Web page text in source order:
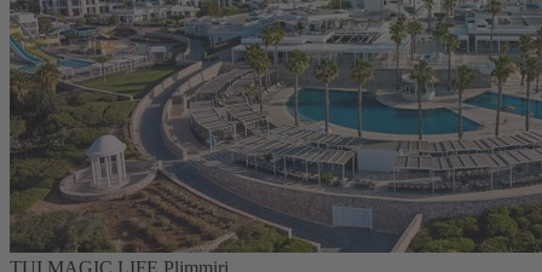
TUI MAGIC LIFE Plimmiri